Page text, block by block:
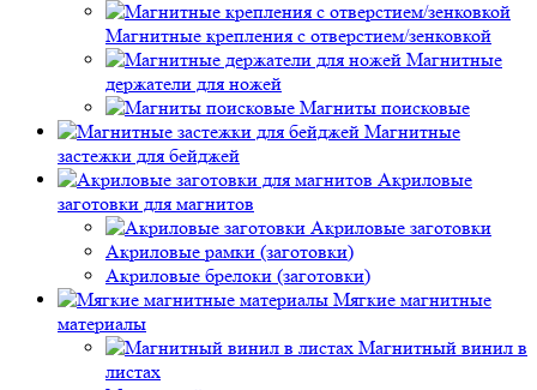
Магнитные крепления с отверстием/зенковкой
Магнитные
держатели для ножей
Магниты поисковые
Магнитные
застежки для бейджей
Акриловые
заготовки для магнитов
Акриловые заготовки
Акриловые рамки (заготовки)
Акриловые брелоки (заготовки)
Мягкие магнитные
материалы
Магнитный винил в
листах